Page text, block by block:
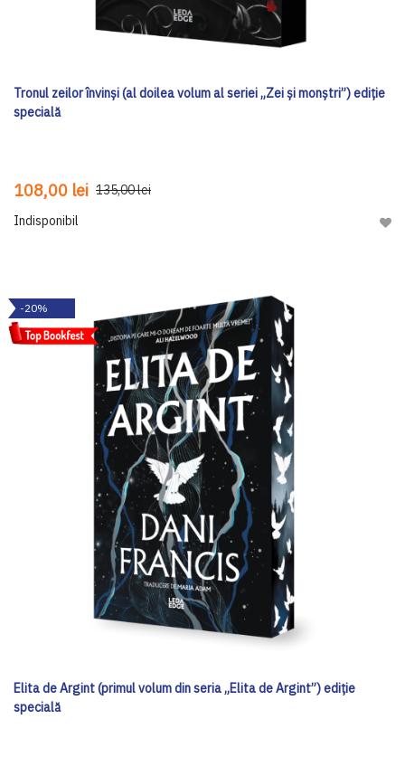
Tronul zeilor învinși (al doilea volum al seriei „Zei și monștri”) ediţie
specială
108,00 lei 135,00 lei
Indisponibil
-20%
Elita de Argint (primul volum din seria „Elita de Argint”) ediţie
specială